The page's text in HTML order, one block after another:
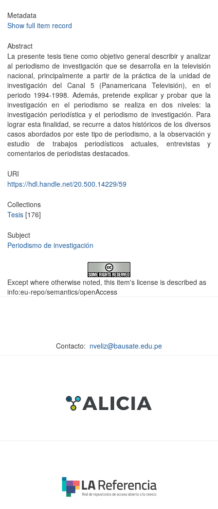
Metadata
Show full item record
Abstract
La presente tesis tiene como objetivo general describir y analizar
al periodismo de investigación que se desarrolla en la televisión
nacional, principalmente a partir de la práctica de la unidad de
investigación del Canal 5 (Panamericana Televisión), en el
periodo 1994-1998. Además, pretende explicar y probar que la
investigación en el periodismo se realiza en dos niveles: la
investigación periodística y el periodismo de investigación. Para
lograr esta finalidad, se recurre a datos históricos de los diversos
casos abordados por este tipo de periodismo, a la observación y
estudio de trabajos periodísticos actuales, entrevistas y
comentarios de periodistas destacados.
URI
https://hdl.handle.net/20.500.14229/59
Collections
Tesis [176]
Subject
Periodismo de investigación
Except where otherwise noted, this item's license is described as
info:eu-repo/semantics/openAccess
Contacto: nveliz@bausate.edu.pe